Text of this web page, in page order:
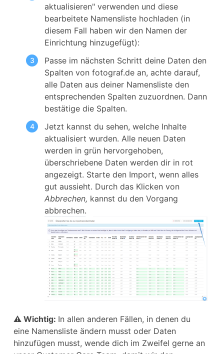
aktualisieren" verwenden und diese
bearbeitete Namensliste hochladen (in
diesem Fall haben wir den Namen der
Einrichtung hinzugefügt):
Passe im nächsten Schritt deine Daten den
Spalten von fotograf.de an, achte darauf,
alle Daten aus deiner Namensliste den
entsprechenden Spalten zuzuordnen. Dann
bestätige die Spalten.
Jetzt kannst du sehen, welche Inhalte
aktualisiert wurden. Alle neuen Daten
werden in grün hervorgehoben,
überschriebene Daten werden dir in rot
angezeigt. Starte den Import, wenn alles
gut aussieht. Durch das Klicken von
Abbrechen, kannst du den Vorgang
abbrechen.
⚠ Wichtig: In allen anderen Fällen, in denen du
eine Namensliste ändern musst oder Daten
hinzufügen musst, wende dich im Zweifel gerne an